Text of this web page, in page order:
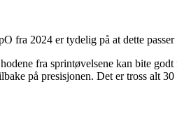
fra 2024 er tydelig på at dette passer
fra sprintøvelsene kan bite
på presisjonen. Det er tross alt